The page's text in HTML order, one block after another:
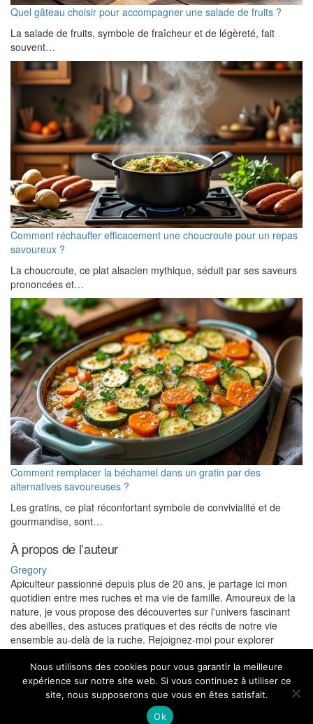
Quel gâteau choisir pour accompagner une salade de fruits ?
La salade de fruits, symbole de fraîcheur et de légèreté, fait
souvent…
Comment réchauffer efficacement une choucroute pour un repas
savoureux ?
La choucroute, ce plat alsacien mythique, séduit par ses saveurs
prononcées et…
Comment remplacer la béchamel dans un gratin par des
alternatives savoureuses ?
Les gratins, ce plat réconfortant symbole de convivialité et de
gourmandise, sont…
À propos de l’auteur
Gregory
Apiculteur passionné depuis plus de 20 ans, je partage ici mon
quotidien entre mes ruches et ma vie de famille. Amoureux de la
nature, je vous propose des découvertes sur l'univers fascinant
des abeilles, des astuces pratiques et des récits de notre vie
ensemble au-delà de la ruche. Rejoignez-moi pour explorer
l'apiculture et profiter de mes conseils pour un mode de vie plus
nature.
Teppaz & Co - Tous droits reservés
Nous utilisons des cookies pour vous garantir la meilleure
expérience sur notre site web. Si vous continuez à utiliser ce
site, nous supposerons que vous en êtes satisfait.
Ok